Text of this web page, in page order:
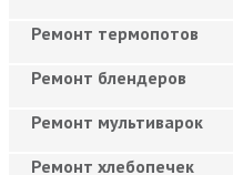
Ремонт термопотов
Ремонт блендеров
Ремонт мультиварок
Ремонт хлебопечек